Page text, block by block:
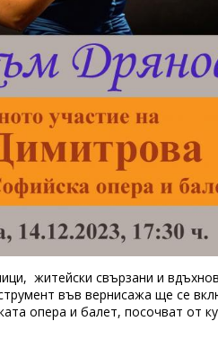
житейски свързани и
във вернисажа ще се
опера и балет, посочват от